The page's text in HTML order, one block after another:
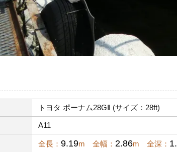
トヨタ ポーナム28GⅡ (サイズ：28ft)
A11
全長： 9.19m 全幅： 2.86m 全深：